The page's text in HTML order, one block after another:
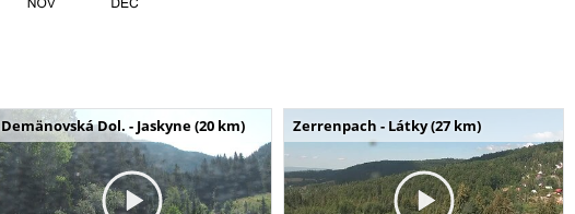
Demänovská Dol. - Jaskyne (20 km) Zerrenpach - Látky (27 km)